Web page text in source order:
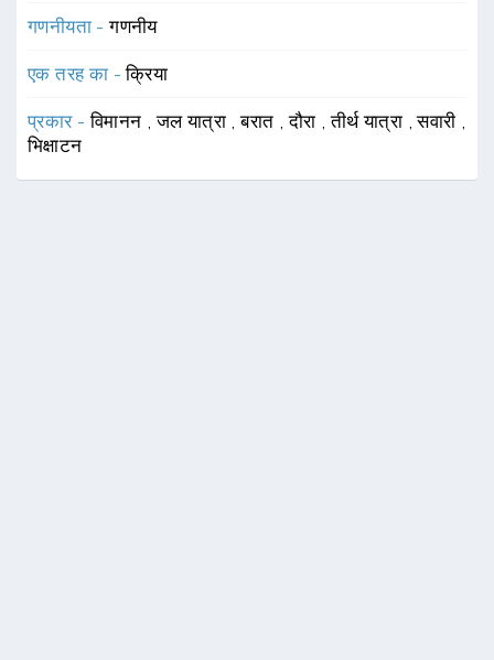
गणनीयता -गणनीय
एक तरह का -क्रिया
प्रकार -विमानन ,जल यात्रा ,बरात ,दौरा ,तीर्थ यात्रा ,सवारी
भिक्षाटन